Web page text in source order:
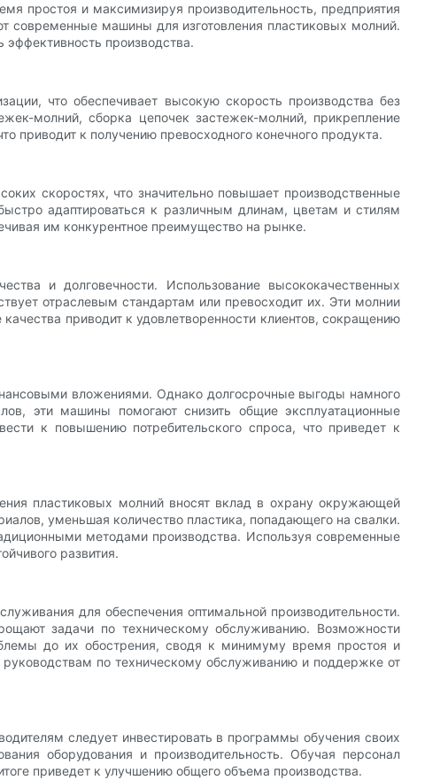
простоя и максимизируя производительность, предприятия
современные машины для изготовления пластиковых молний.
производства.
что обеспечивает высокую скорость производства без
молний, сборка цепочек застежек-молний, прикрепление
приводит к получению превосходного конечного продукта.
скоростях, что значительно повышает производственные
адаптироваться к различным длинам, цветам и стилям
им конкурентное преимущество на рынке.
и долговечности. Использование высококачественных
отраслевым стандартам или превосходит их. Эти молнии
приводит к удовлетворенности клиентов, сокращению
вложениями. Однако долгосрочные выгоды намного
эти машины помогают снизить общие эксплуатационные
к повышению потребительского спроса, что приведет к
пластиковых молний вносят вклад в охрану окружающей
уменьшая количество пластика, попадающего на свалки.
методами производства. Используя современные
развития.
для обеспечения оптимальной производительности.
задачи по техническому обслуживанию. Возможности
до их обострения, сводя к минимуму время простоя и
по техническому обслуживанию и поддержке от
следует инвестировать в программы обучения своих
оборудования и производительность. Обучая персонал
приведет к улучшению общего объема производства.